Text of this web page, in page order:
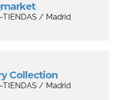
TIENDAS / Madrid
Collection
TIENDAS / Madrid